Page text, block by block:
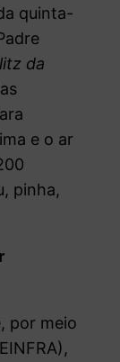
quinta-
da
e o ar
pinha,
por meio